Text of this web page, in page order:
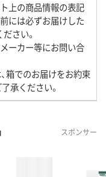
上の商品情報の表記
には必ずお届けした
さい。
ーカー等にお問い合
箱でのお届けをお約束
承ください。
スポンサー